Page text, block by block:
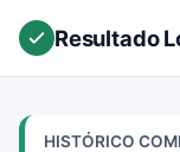
Resultado
HISTÓRICO